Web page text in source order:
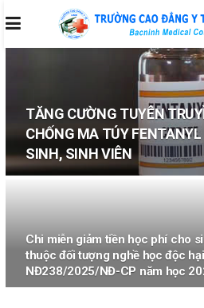
TĂNG CƯỜNG TUYÊN
CHỐNG MA TÚY
SINH, SINH VIÊN
Chi miễn giảm tiền học phí cho
thuộc đối tượng nghề học độc
NĐ238/2025/NĐ-CP năm học